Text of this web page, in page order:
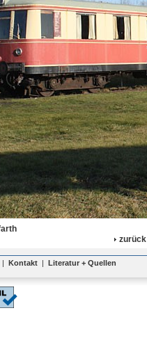
zurück
| Kontakt | Literatur + Quellen